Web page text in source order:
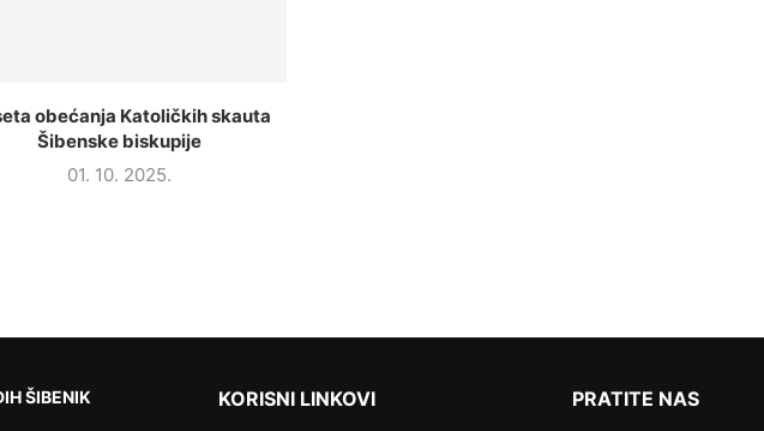
obećanja Katoličkih skauta
Šibenske biskupije
01. 10. 2025.
ŠIBENIK KORISNI LINKOVI PRATITE NAS